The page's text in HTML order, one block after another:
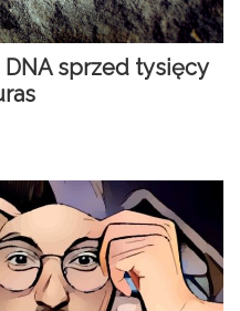
sprzed tysięcy